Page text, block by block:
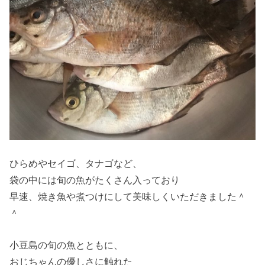
ひらめやセイゴ、タナゴなど、
袋の中には旬の魚がたくさん入っており
早速、焼き魚や煮つけにして美味しくいただきました＾
＾
小豆島の旬の魚とともに、
おじちゃんの優しさに触れた